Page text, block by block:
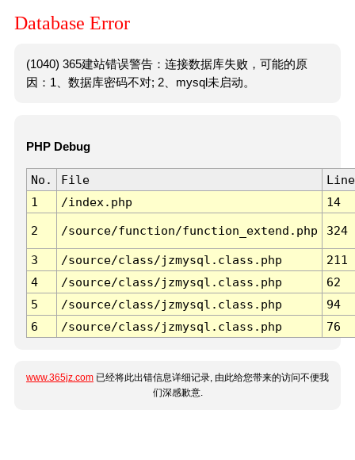
Database Error
(1040) 365建站错误警告：连接数据库失败，可能的原
因：1、数据库密码不对; 2、mysql未启动。
PHP Debug
No. File
Line
1
/index.php 14
2 /source/function/function_extend.php 324
3 /source/class/jzmysql.class.php
211
4
/source/class/jzmysql.class.php
62
5
/source/class/jzmysql.class.php
94
6
/source/class/jzmysql.class.php 76
www.365jz.com 已经将此出错信息详细记录, 由此给您带来的访问不便我
们深感歉意.